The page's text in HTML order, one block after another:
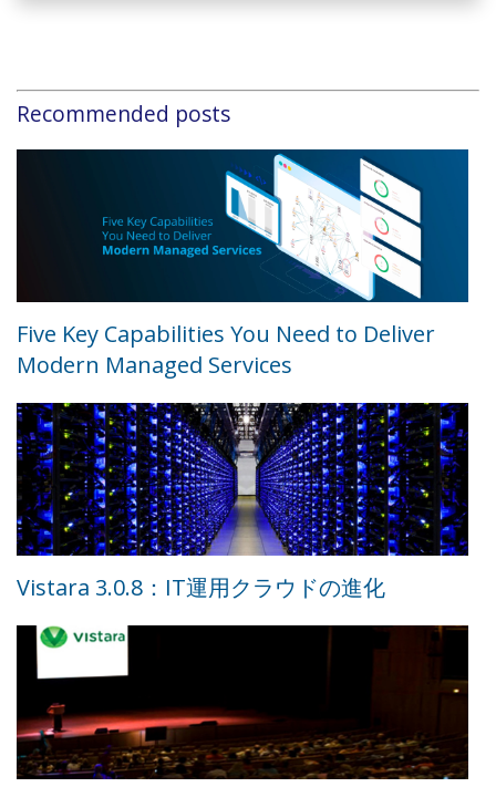
Recommended posts
Five Key Capabilities You Need to Deliver
Modern Managed Services
Vistara 3.0.8：IT運用クラウドの進化